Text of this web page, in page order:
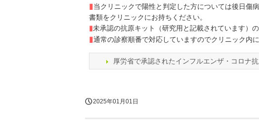
▮当クリニックで陽性と判定した方については後日傷
書類をクリニックにお持ちください。
▮未承認の抗原キット（研究用と記載されています）
▮通常の診察順番で対応していますのでクリニック内
厚労省で承認されたインフルエンザ・コロナ
2025年01月01日